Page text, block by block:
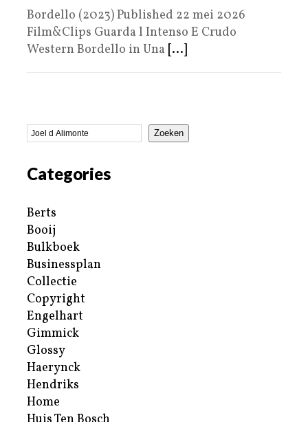
Bordello (2023) Published 22 mei 2026
Film&Clips Guarda l Intenso E Crudo
Western Bordello in Una [...]
Zoeken
Categories
Berts
Booij
Bulkboek
Businessplan
Collectie
Copyright
Engelhart
Gimmick
Glossy
Haerynck
Hendriks
Home